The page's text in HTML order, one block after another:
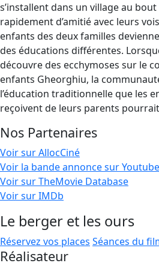
s’installent dans un village au
rapidement d’amitié avec leurs
enfants des deux familles
des éducations différentes.
découvre des ecchymoses sur le
enfants Gheorghiu, la
l’éducation traditionnelle que les
reçoivent de leurs parents
Nos Partenaires
Voir sur AllocCiné
Voir la bande annonce sur Youtube
Voir sur TheMovie Database
Voir sur IMDb
Le berger et les ours
Réservez vos places Séances du
Réalisateur